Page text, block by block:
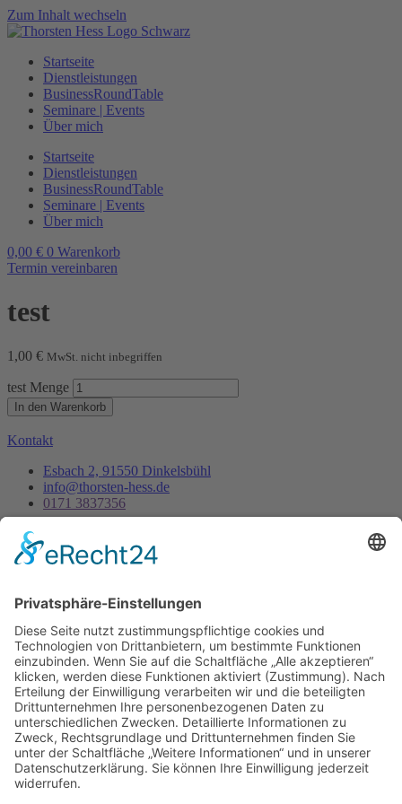
Zum Inhalt wechseln
Startseite
Dienstleistungen
BusinessRoundTable
Seminare | Events
Über mich
Startseite
Dienstleistungen
BusinessRoundTable
Seminare | Events
Über mich
0,00 € 0 Warenkorb
Termin vereinbaren
test
1,00 € MwSt. nicht inbegriffen
test Menge
In den Warenkorb
Kontakt
Esbach 2, 91550 Dinkelsbühl
info@thorsten-hess.de
0171 3837356
Unternehmen
Impressum
Dienstleistungen
Kontakt
Es ist nie zu spät, sein eigener Phönix zu sein, aus der
Asche aufzusteigen um endlich wirklich zu leben.
- Thorsten Hess
Copyright © 2023 All rights reserved. Present by Thorsten Hess
Auf die Warteliste Sie erhalten eine Benachrichtigung per Mail
sobald die Tickets verfügbar sind.